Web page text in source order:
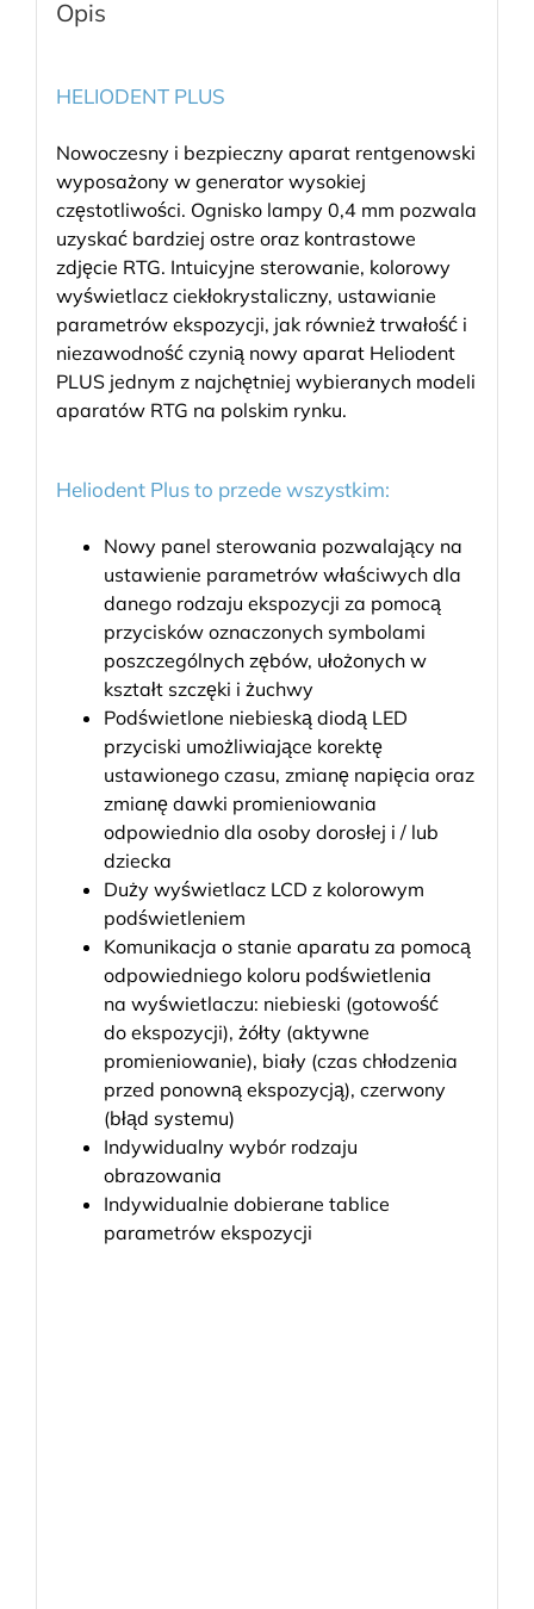
Opis
HELIODENT PLUS
Nowoczesny i bezpieczny aparat rentgenowski
wyposażony w generator wysokiej
częstotliwości. Ognisko lampy 0,4 mm pozwala
uzyskać bardziej ostre oraz kontrastowe
zdjęcie RTG. Intuicyjne sterowanie, kolorowy
wyświetlacz ciekłokrystaliczny, ustawianie
parametrów ekspozycji, jak również trwałość i
niezawodność czynią nowy aparat Heliodent
PLUS jednym z najchętniej wybieranych modeli
aparatów RTG na polskim rynku.
Heliodent Plus to przede wszystkim:
Nowy panel sterowania pozwalający na
ustawienie parametrów właściwych dla
danego rodzaju ekspozycji za pomocą
przycisków oznaczonych symbolami
poszczególnych zębów, ułożonych w
kształt szczęki i żuchwy
Podświetlone niebieską diodą LED
przyciski umożliwiające korektę
ustawionego czasu, zmianę napięcia oraz
zmianę dawki promieniowania
odpowiednio dla osoby dorosłej i / lub
dziecka
Duży wyświetlacz LCD z kolorowym
podświetleniem
Komunikacja o stanie aparatu za pomocą
odpowiedniego koloru podświetlenia
na wyświetlaczu: niebieski (gotowość
do ekspozycji), żółty (aktywne
promieniowanie), biały (czas chłodzenia
przed ponowną ekspozycją), czerwony
(błąd systemu)
Indywidualny wybór rodzaju
obrazowania
Indywidualnie dobierane tablice
parametrów ekspozycji